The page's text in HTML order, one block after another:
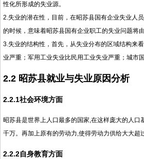
性化所形成的失业源。
2.失业的潜在性，目前，在昭苏县国有企业失业人
的时候，意味着昭苏县国有企业职工的失业问题将
3.失业的结构性，首先，从失业分布的区域结构来
业严重；军用工业失业比民用工业失业严重；城市
2.2 昭苏县就业与失业原因分析
2.2.1社会环境方面
昭苏县是世界上人口最多的国家,在这样庞大的人
千万。再加上原有的劳动力,使得劳动力供给大大
2.2.2自身教育方面